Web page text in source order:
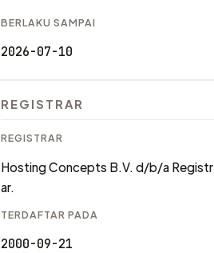
BERLAKU SAMPAI
2026-07-10
REGISTRAR
REGISTRAR
Hosting Concepts B.V. d/b/a Registr
ar.
TERDAFTAR PADA
2000-09-21